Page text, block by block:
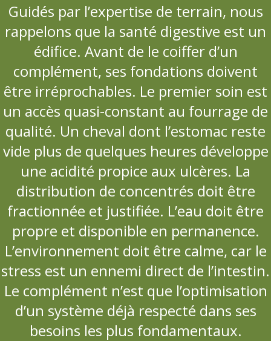
Guidés par l’expertise de terrain, nous
rappelons que la santé digestive est un
édifice. Avant de le coiffer d’un
complément, ses fondations doivent
être irréprochables. Le premier soin est
un accès quasi-constant au fourrage de
qualité. Un cheval dont l’estomac reste
vide plus de quelques heures développe
une acidité propice aux ulcères. La
distribution de concentrés doit être
fractionnée et justifiée. L’eau doit être
propre et disponible en permanence.
L’environnement doit être calme, car le
stress est un ennemi direct de l’intestin.
Le complément n’est que l’optimisation
d’un système déjà respecté dans ses
besoins les plus fondamentaux.